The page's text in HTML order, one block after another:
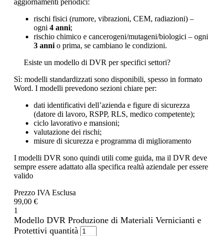
rischi fisici (rumore, vibrazioni, CEM, radiazioni) –
ogni 4 anni;
rischio chimico e cancerogeni/mutageni/biologici – ogni
3 anni o prima, se cambiano le condizioni.
Esiste un modello di DVR per specifici settori?
Sì: modelli standardizzati sono disponibili, spesso in formato
Word. I modelli prevedono sezioni chiare per:
dati identificativi dell’azienda e figure di sicurezza
(datore di lavoro, RSPP, RLS, medico competente);
ciclo lavorativo e mansioni;
valutazione dei rischi;
misure di sicurezza e programma di miglioramento
I modelli DVR sono quindi utili come guida, ma il DVR deve
sempre essere adattato alla specifica realtà aziendale per essere
valido
Prezzo IVA Esclusa
99,00 €
1
Modello DVR Produzione di Materiali Vernicianti e
Protettivi quantità